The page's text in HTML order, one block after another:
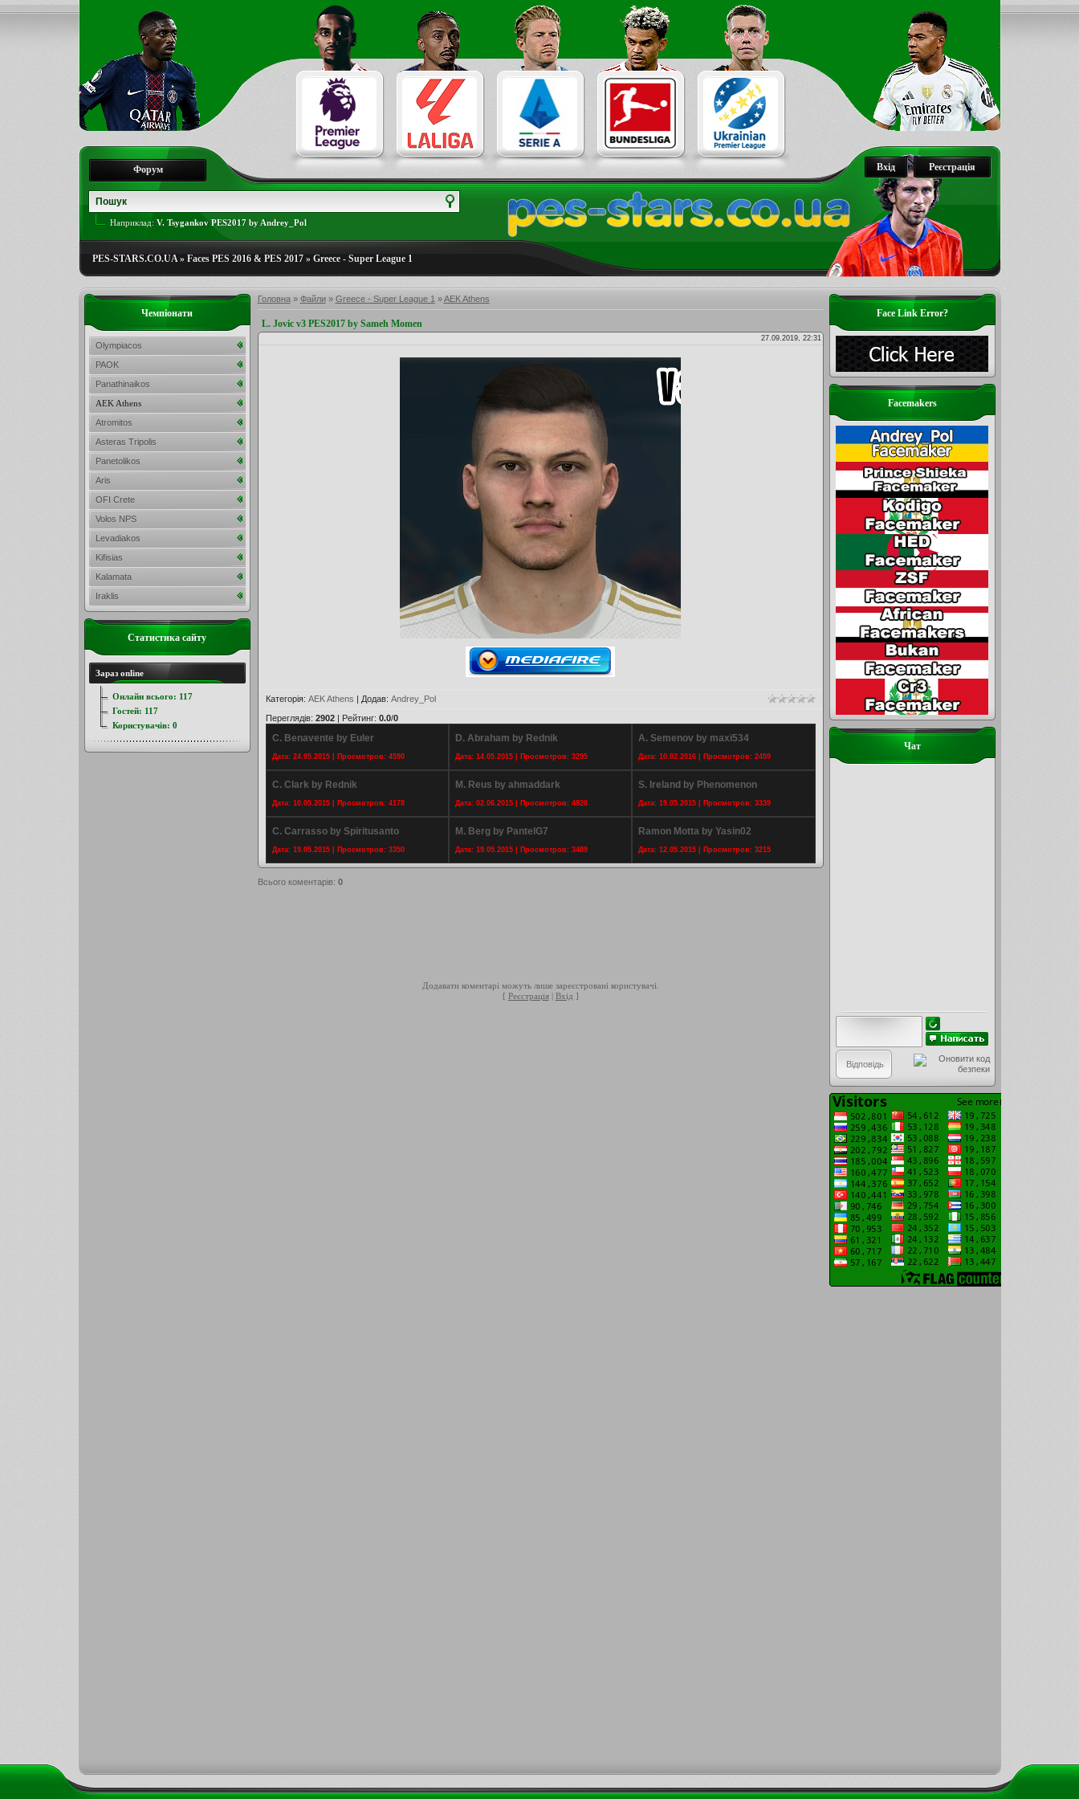
Реєстрація
Вхід
Форум
Наприклад: V. Tsygankov PES2017 by Andrey_Pol
PES-STARS.CO.UA» Faces PES 2016 & PES 2017» Greece - Super League 1
Головна» Файли» Greece - Super League 1 »AEK Athens
L. Jovic v3 PES2017 by Sameh Momen
27.09.2019, 22:31
Категорія: AEK Athens | Додав: Andrey_Pol
Переглядів: 2902| Рейтинг: 0.0/0
C. Benavente by Euler
Дата: 24.05.2015 | Просмотров: 4590
D. Abraham by Rednik
Дата: 14.05.2015 | Просмотров: 3295
A. Semenov by maxi534
Дата: 10.02.2016 | Просмотров: 2459
C. Clark by Rednik
Дата: 10.05.2015 | Просмотров: 4178
M. Reus by ahmaddark
Дата: 02.06.2015 | Просмотров: 4828
S. Ireland by Phenomenon
Дата: 19.05.2015 | Просмотров: 3339
C. Carrasso by Spiritusanto
Дата: 19.05.2015 | Просмотров: 3350
M. Berg by PantelG7
Дата: 19.05.2015 | Просмотров: 3489
Ramon Motta by Yasin02
Дата: 12.05.2015 | Просмотров: 3215
Всього коментарів: 0
Додавати коментарі можуть лише зареєстровані користувачі.
[ Реєстрація| Вхід ]
Face Link Error?
Facemakers
Чат
Чемпіонати
Olympiacos
PAOK
Panathinaikos
AEK Athens
Atromitos
Asteras Tripolis
Panetolikos
Aris
OFI Crete
Volos NPS
Levadiakos
Kifisias
Kalamata
Iraklis
Статистика сайту
Зараз online
Онлайн всього: 117
Гостей: 117
Користувачів: 0